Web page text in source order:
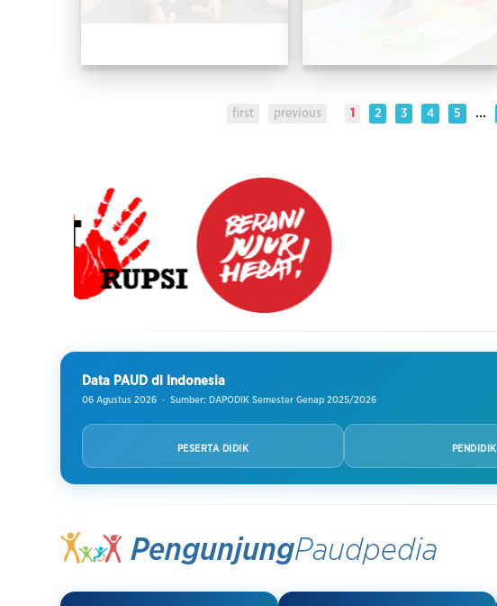
first previous 1 2 3 4 5 ...
Data PAUD di Indonesia
06 Agustus 2026 · Sumber: DAPODIK Semester Genap 2025/2026
PESERTA DIDIK PENDIDIK
PengunjungPaudpedia